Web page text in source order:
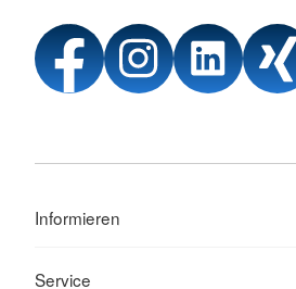
Informieren
Service